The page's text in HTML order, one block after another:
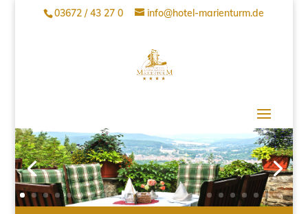
03672 / 43 27 0 info@hotel-marienturm.de